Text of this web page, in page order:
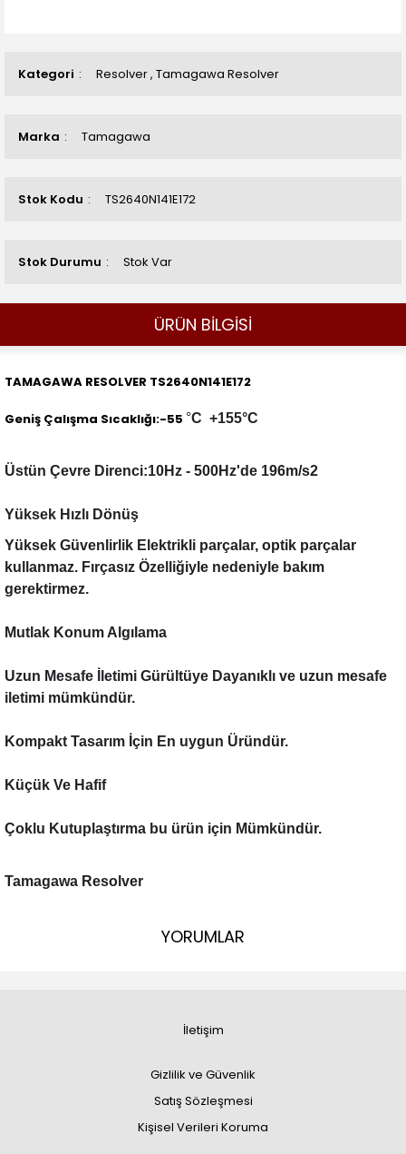
Kategori Resolver, Tamagawa Resolver
Marka Tamagawa
Stok Kodu TS2640N141E172
Stok Durumu Stok Var
ÜRÜN BİLGİSİ
TAMAGAWA RESOLVER TS2640N141E172
Geniş Çalışma Sıcaklığı:-55 °C +155°C
Üstün Çevre Direnci:10Hz - 500Hz'de 196m/s2
Yüksek Hızlı Dönüş
Yüksek Güvenlirlik Elektrikli parçalar, optik parçalar
kullanmaz. Fırçasız Özelliğiyle nedeniyle bakım
gerektirmez.
Mutlak Konum Algılama
Uzun Mesafe İletimi Gürültüye Dayanıklı ve uzun mesafe
iletimi mümkündür.
Kompakt Tasarım İçin En uygun Üründür.
Küçük Ve Hafif
Çoklu Kutuplaştırma bu ürün için Mümkündür.
Tamagawa Resolver
YORUMLAR
İletişim
Gizlilik ve Güvenlik
Satış Sözleşmesi
Kişisel Verileri Koruma